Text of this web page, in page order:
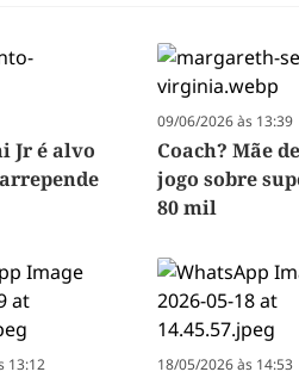
Jr é alvo
09/06/2026 às 13:39
Coach? Mãe
jogo sobre
80 mil
13:12 18/05/2026 às 14:53